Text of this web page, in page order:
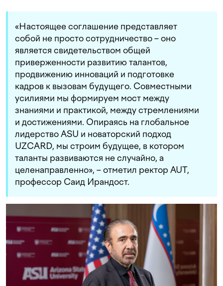
«Настоящее соглашение представляет
собой не просто сотрудничество – оно
является свидетельством общей
приверженности развитию талантов,
продвижению инноваций и подготовке
кадров к вызовам будущего. Совместными
усилиями мы формируем мост между
знаниями и практикой, между стремлениями
и достижениями. Опираясь на глобальное
лидерство ASU и новаторский подход
UZCARD, мы строим будущее, в котором
таланты развиваются не случайно, а
целенаправленно», – отметил ректор AUT,
профессор Саид Ирандост.